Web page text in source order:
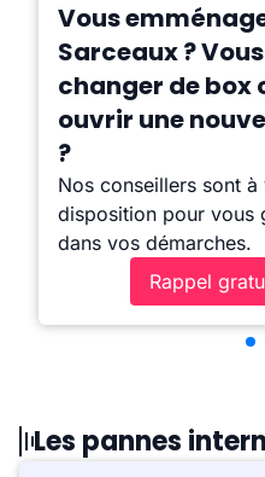
Vous
Sarceaux ?
changer de box
ouvrir une
?
Nos conseillers sont à
disposition pour vous
dans vos démarches.
Rappel
Les pannes